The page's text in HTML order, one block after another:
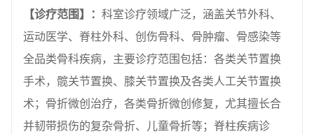
【诊疗范围】： 科室诊疗领域广泛，涵盖关节外科、
运动医学、脊柱外科、创伤骨科、骨肿瘤、骨感染等
全品类骨科疾病，主要诊疗范围包括：各类关节置换
手术，髋关节置换、膝关节置换及各类人工关节置换
术；骨折微创治疗，各类骨折微创修复，尤其擅长合
并韧带损伤的复杂骨折、儿童骨折等；脊柱疾病诊